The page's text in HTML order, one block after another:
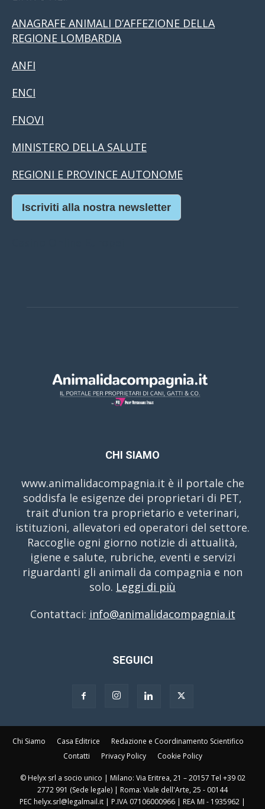
ANAGRAFE ANIMALI D’AFFEZIONE DELLA
REGIONE LOMBARDIA
ANFI
ENCI
FNOVI
MINISTERO DELLA SALUTE
REGIONI E PROVINCE AUTONOME
Iscriviti alla nostra newsletter
CHI SIAMO
www.animalidacompagnia.it è il portale che
soddisfa le esigenze dei proprietari di PET,
trait d'union tra proprietario e veterinari,
istituzioni, allevatori ed operatori del settore.
Raccoglie ogni giorno notizie di attualità,
igiene e salute, rubriche, eventi e servizi
riguardanti gli animali da compagnia e non
solo. Leggi di più
Contattaci: info@animalidacompagnia.it
SEGUICI
Chi Siamo Casa Editrice
Redazione e Coordinamento Scientifico
Contatti
Privacy Policy Cookie Policy
© Helyx srl a socio unico | Milano: Via Eritrea, 21 – 20157 Tel +39 02
2772 991 (Sede legale) | Roma: Viale dell'Arte, 25 - 00144
PEC helyx.srl@legalmail.it | P.IVA 07106000966 | REA MI - 1935962 |